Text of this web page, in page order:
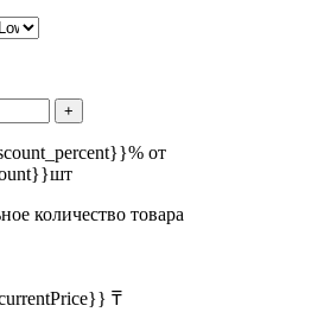
+
от
количество товара
₸